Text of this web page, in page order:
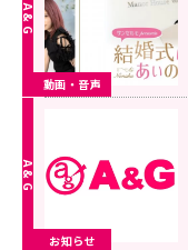
動画・音声
お知らせ